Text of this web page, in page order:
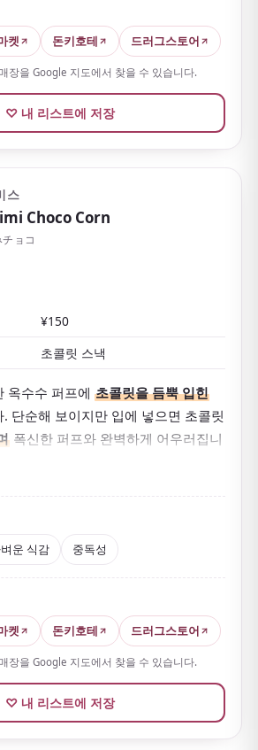
켓 돈키호테 드러그스토어
장을 Google 지도에서 찾을 수 있습니다.
♡ 내 리스트에 저장
스
Choco Corn
チョコ
¥150
초콜릿 스낵
옥수수 퍼프에 초콜릿을 듬뿍 입힌
단순해 보이지만 입에 넣으면 초콜릿
폭신한 퍼프와 완벽하게 어우러집니
느껴져손을 멈추기 어렵습니다.
운 식감 중독성
켓 돈키호테 드러그스토어
장을 Google 지도에서 찾을 수 있습니다.
♡ 내 리스트에 저장